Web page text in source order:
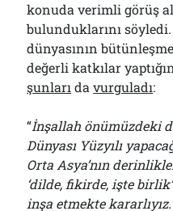
konuda verimli görüş
bulunduklarını
dünyasının
değerli katkılar
şunları davurguladı:
“İnşallah önümüzdeki
Dünyası Yüzyılı
Orta Asya’nın
‘dilde, fikirde, işte
inşa etmekte